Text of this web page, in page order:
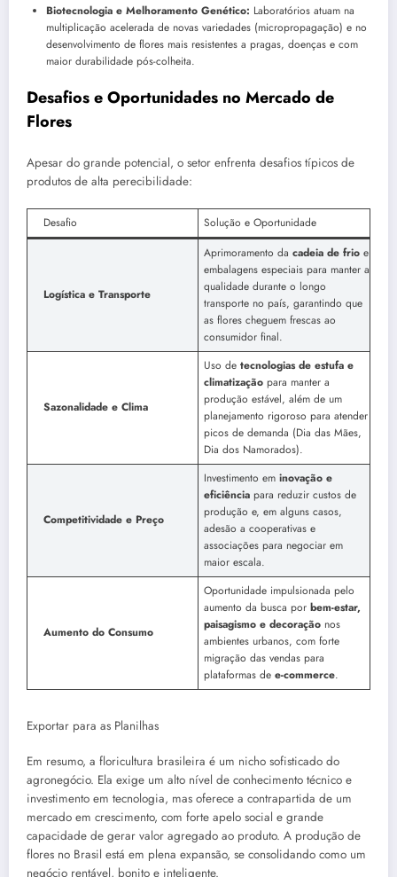
Biotecnologia e Melhoramento Genético: Laboratórios atuam na
multiplicação acelerada de novas variedades (micropropagação) e no
desenvolvimento de flores mais resistentes a pragas, doenças e com
maior durabilidade pós-colheita.
Desafios e Oportunidades no Mercado de
Flores
Apesar do grande potencial, o setor enfrenta desafios típicos de
produtos de alta perecibilidade:
Desafio Solução e Oportunidade
Logística e Transporte
Aprimoramento da cadeia de frio e
embalagens especiais para manter a
qualidade durante o longo
transporte no país, garantindo que
as flores cheguem frescas ao
consumidor final.
Sazonalidade e Clima
Uso de tecnologias de estufa e
climatização para manter a
produção estável, além de um
planejamento rigoroso para atender
picos de demanda (Dia das Mães,
Dia dos Namorados).
Competitividade e Preço
Investimento em inovação e
eficiência para reduzir custos de
produção e, em alguns casos,
adesão a cooperativas e
associações para negociar em
maior escala.
Aumento do Consumo
Oportunidade impulsionada pelo
aumento da busca por bem-estar,
paisagismo e decoração nos
ambientes urbanos, com forte
migração das vendas para
plataformas de e-commerce.
Exportar para as Planilhas
Em resumo, a floricultura brasileira é um nicho sofisticado do
agronegócio. Ela exige um alto nível de conhecimento técnico e
investimento em tecnologia, mas oferece a contrapartida de um
mercado em crescimento, com forte apelo social e grande
capacidade de gerar valor agregado ao produto. A produção de
flores no Brasil está em plena expansão, se consolidando como um
negócio rentável, bonito e inteligente.